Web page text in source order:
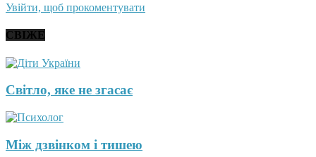
Увійти, щоб прокоментувати
СВІЖЕ
Світло, яке не згасає
Між дзвінком і тишею